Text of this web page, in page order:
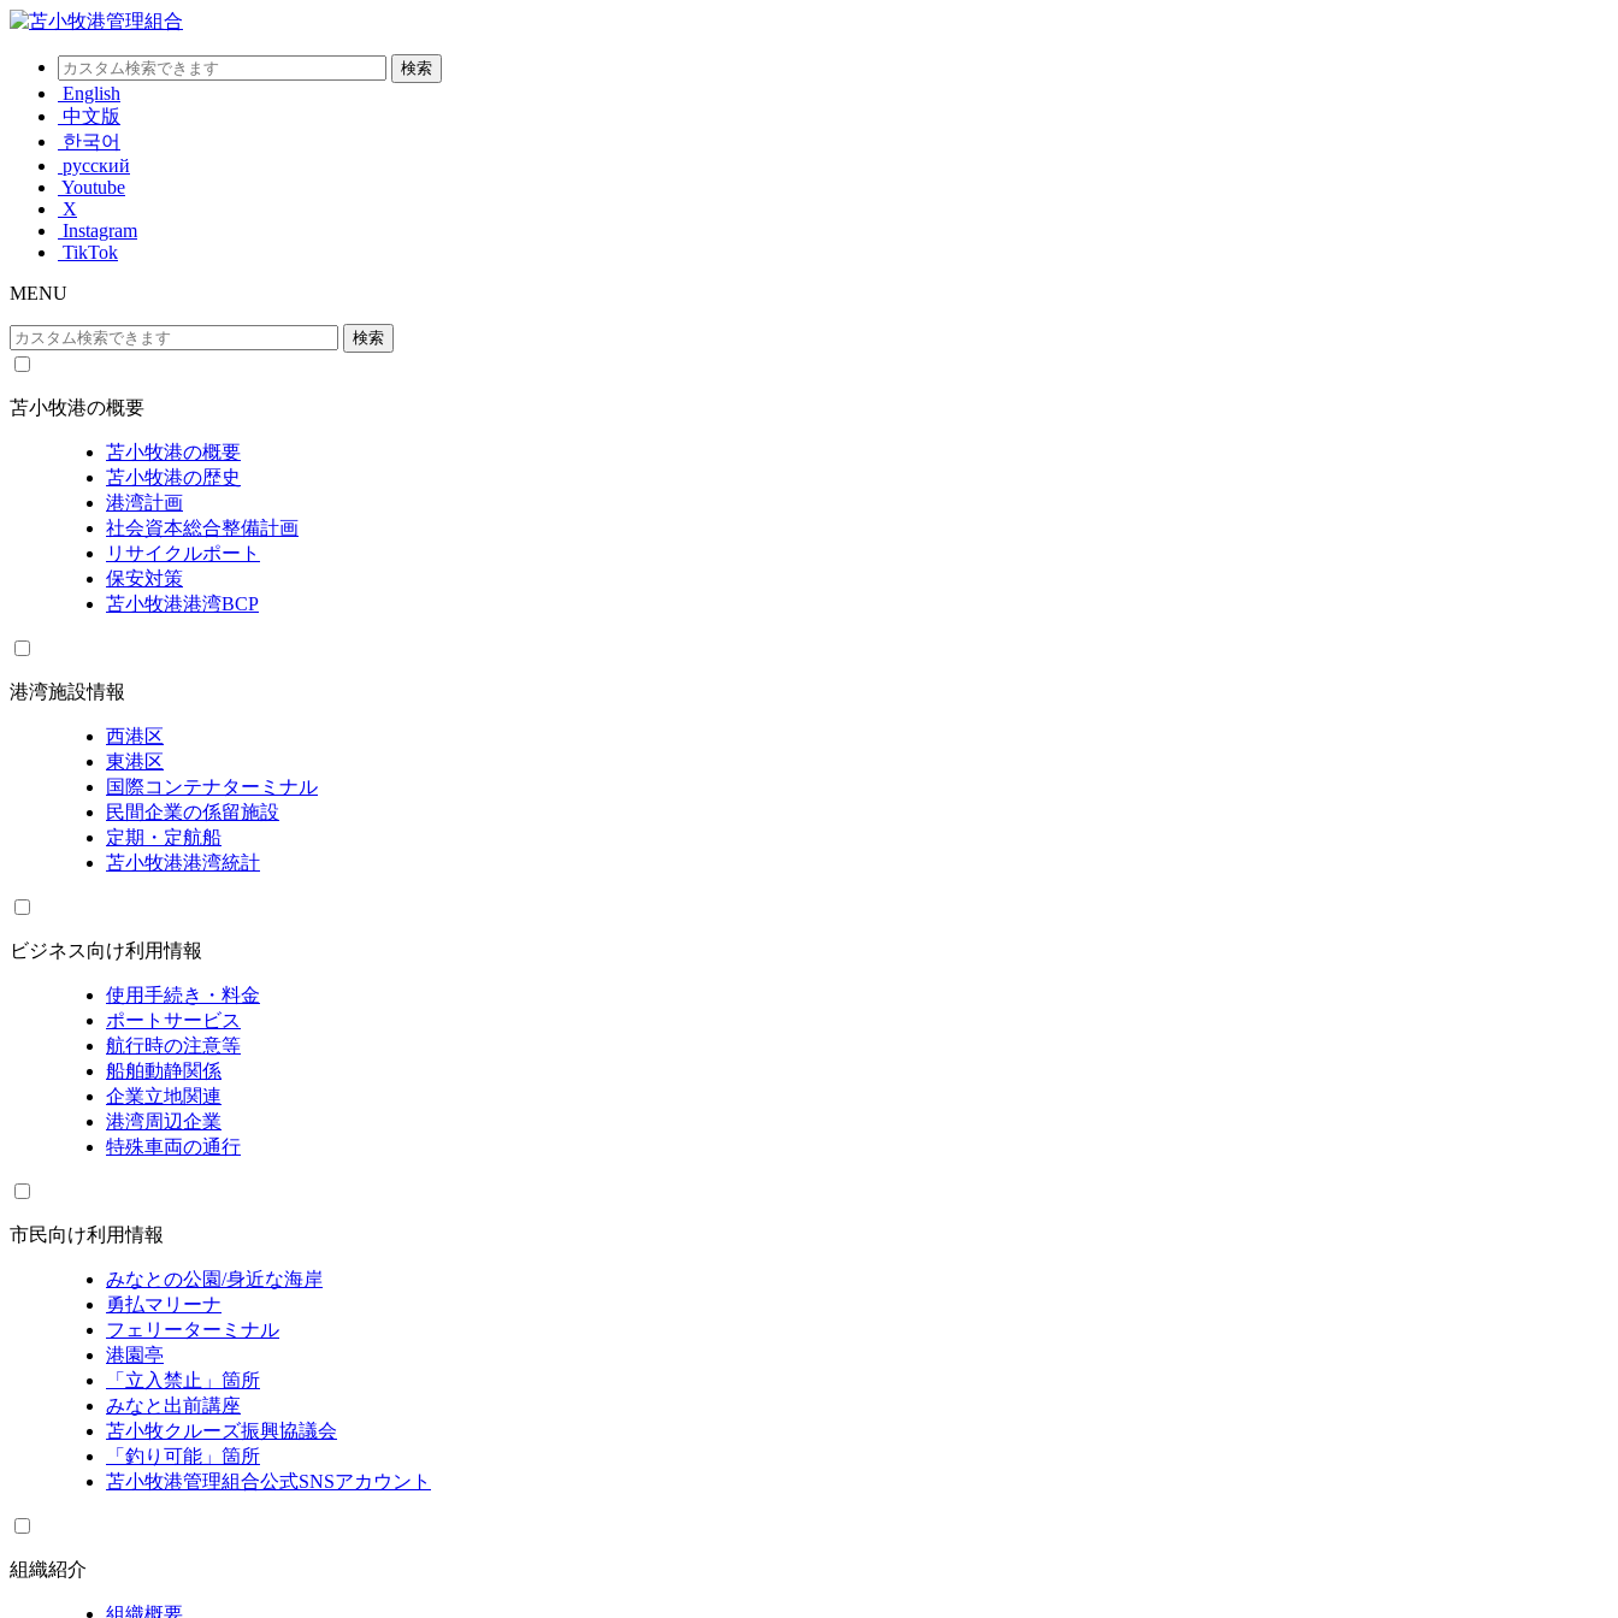
English
中文版
한국어
русский
Youtube
X
Instagram
TikTok
MENU
苫小牧港の概要
苫小牧港の概要
苫小牧港の歴史
港湾計画
社会資本総合整備計画
リサイクルポート
保安対策
苫小牧港港湾BCP
港湾施設情報
西港区
東港区
国際コンテナターミナル
民間企業の係留施設
定期・定航船
苫小牧港港湾統計
ビジネス向け利用情報
使用手続き・料金
ポートサービス
航行時の注意等
船舶動静関係
企業立地関連
港湾周辺企業
特殊車両の通行
市民向け利用情報
みなとの公園/身近な海岸
勇払マリーナ
フェリーターミナル
港園亭
「立入禁止」箇所
みなと出前講座
苫小牧クルーズ振興協議会
「釣り可能」箇所
苫小牧港管理組合公式SNSアカウント
組織紹介
組織概要